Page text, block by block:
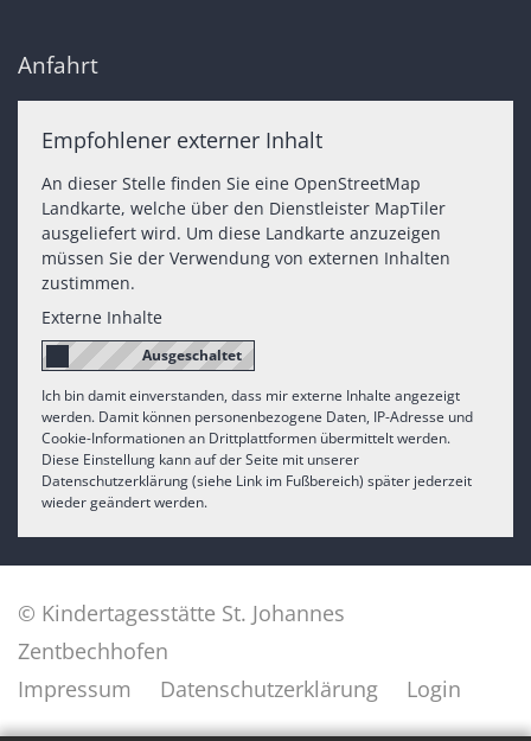
Anfahrt
Empfohlener externer Inhalt
An dieser Stelle finden Sie eine OpenStreetMap
Landkarte, welche über den Dienstleister MapTiler
ausgeliefert wird. Um diese Landkarte anzuzeigen
müssen Sie der Verwendung von externen Inhalten
zustimmen.
Externe Inhalte
Ich bin damit einverstanden, dass mir externe Inhalte angezeigt
werden. Damit können personenbezogene Daten, IP-Adresse und
Cookie-Informationen an Drittplattformen übermittelt werden.
Diese Einstellung kann auf der Seite mit unserer
Datenschutzerklärung (siehe Link im Fußbereich) später jederzeit
wieder geändert werden.
© Kindertagesstätte St. Johannes
Zentbechhofen
Impressum
Datenschutzerklärung Login